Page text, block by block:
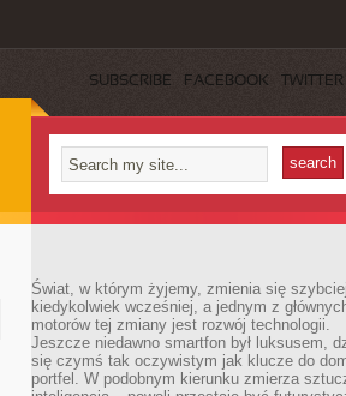
SUBSCRIBE FACEBOOK TWITTER
Świat, w którym żyjemy, zmienia się
kiedykolwiek wcześniej, a jednym z
motorów tej zmiany jest rozwój technologii.
Jeszcze niedawno smartfon był luksusem,
się czymś tak oczywistym jak klucze do
portfel. W podobnym kierunku zmierza